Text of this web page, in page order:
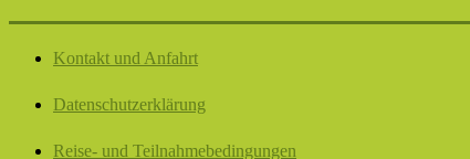
Kontakt und Anfahrt
Datenschutzerklärung
Reise- und Teilnahmebedingungen